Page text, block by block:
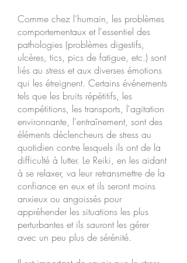
Comme chez l'humain, les problèmes
comportementaux et l'essentiel des
pathologies (problèmes digestifs,
ulcères, tics, pics de fatigue, etc.) sont
liés au stress et aux diverses émotions
qui les étreignent. Certains événements
tels que les bruits répétitifs, les
compétitions, les transports, l'agitation
environnante, l'entraînement, sont des
éléments déclencheurs de stress au
quotidien contre lesquels ils ont de la
difficulté à lutter. Le Reiki, en les aidant
à se relaxer, va leur retransmettre de la
confiance en eux et ils seront moins
anxieux ou angoissés pour
appréhender les situations les plus
perturbantes et ils sauront les gérer
avec un peu plus de sérénité.